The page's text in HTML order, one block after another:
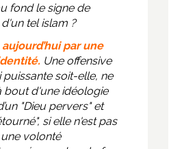
fond le signe de
tel islam ?
aujourd’hui par une
Une offensive
puissante soit-elle, ne
bout d'une idéologie
"Dieu pervers" et
si elle n'est pas
volonté